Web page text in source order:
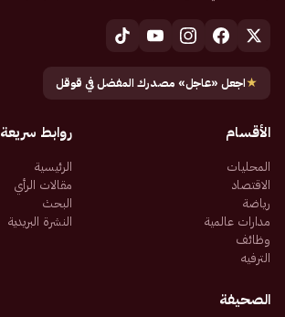
★اجعل «عاجل» مصدرك المفضل في قوقل
الأقسام
المحليات
الاقتصاد
رياضة
مدارات عالمية
وظائف
الترفيه
روابط سريعة
الرئيسية
مقالات الرأي
البحث
النشرة البريدية
الصحيفة